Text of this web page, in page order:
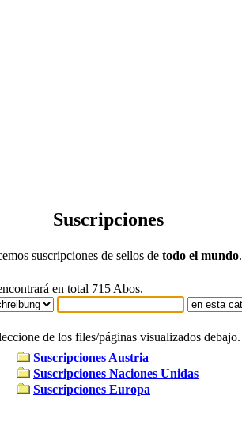
Suscripciones
suscripciones de sellos de todo el mundo.
en total 715 Abos.
de los files/páginas visualizados debajo.
Suscripciones Austria
Suscripciones Naciones Unidas
Suscripciones Europa